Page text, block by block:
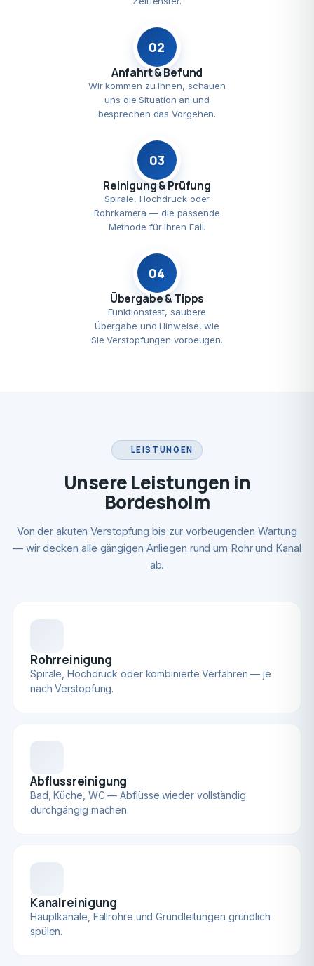
02
Anfahrt & Befund
Wir kommen zu Ihnen, schauen
uns die Situation an und
besprechen das Vorgehen.
03
Reinigung & Prüfung
Spirale, Hochdruck oder
Rohrkamera — die passende
Methode für Ihren Fall.
04
Übergabe & Tipps
Funktionstest, saubere
Übergabe und Hinweise, wie
Sie Verstopfungen vorbeugen.
LEISTUNGEN
Unsere Leistungen in
Bordesholm
Von der akuten Verstopfung bis zur vorbeugenden Wartung
— wir decken alle gängigen Anliegen rund um Rohr und Kanal
ab.
Rohrreinigung
Spirale, Hochdruck oder kombinierte Verfahren — je
nach Verstopfung.
Abflussreinigung
Bad, Küche, WC — Abflüsse wieder vollständig
durchgängig machen.
Kanalreinigung
Hauptkanäle, Fallrohre und Grundleitungen gründlich
spülen.